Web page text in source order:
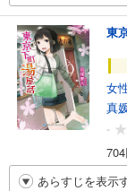
東
女
真
-
あらすじを表示